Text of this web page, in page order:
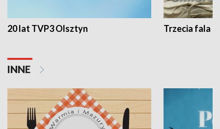
20 lat TVP3 Olsztyn Trzecia fala -
INNE